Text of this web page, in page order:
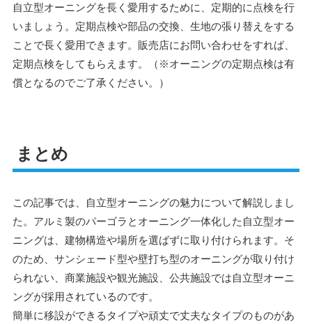
自立型オーニングを長く愛用するために、定期的に点検を行
いましょう。定期点検や部品の交換、生地の張り替えをする
ことで長く愛用できます。販売店にお問い合わせをすれば、
定期点検をしてもらえます。（※オーニングの定期点検は有
償となるのでご了承ください。）
まとめ
この記事では、自立型オーニングの魅力について解説しまし
た。アルミ製のパーゴラとオーニング一体化した自立型オー
ニングは、建物構造や場所を選ばずに取り付けられます。 そ
のため、サンシェード型や壁打ち型のオーニングが取り付け
られない、商業施設や観光施設、公共施設では自立型オーニ
ングが採用されているのです。
簡単に移設ができるタイプや頑丈で丈夫なタイプのものがあ